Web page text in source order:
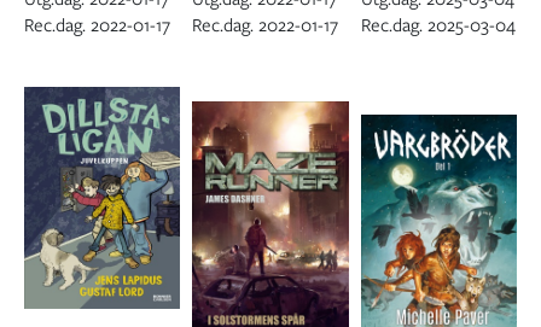
Rec.dag. 2022-01-17
Rec.dag. 2022-01-17
Rec.dag. 2025-03-04